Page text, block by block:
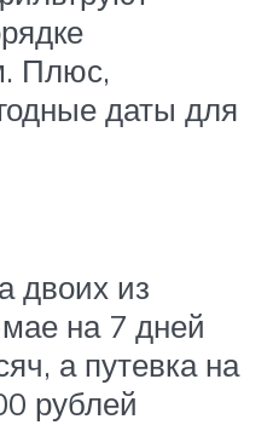
Плюс,
даты для
двоих из
на 7 дней
а путевка на
рублей